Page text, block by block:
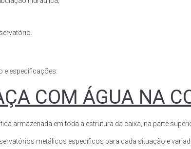
e especificações:
COM ÁGUA NA
armazenada em toda a estrutura da caixa, na parte
metálicos específicos para cada situação e